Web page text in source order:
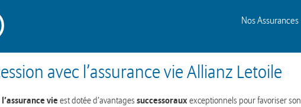
Nos Assurances
avec l’assurance vie Allianz Letoile
l’assurance vieest dotée d’avantages successorauxexceptionnels pour favoriser son